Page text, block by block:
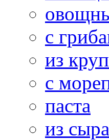
с
из
с
паста
из сыра